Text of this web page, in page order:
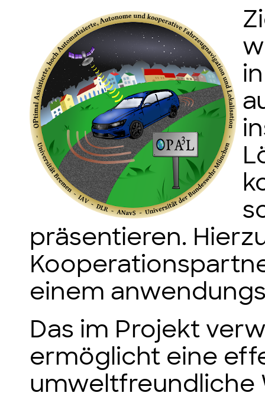
präsentieren.
einem
Das im Projekt
ermöglicht eine
umweltfreundliche